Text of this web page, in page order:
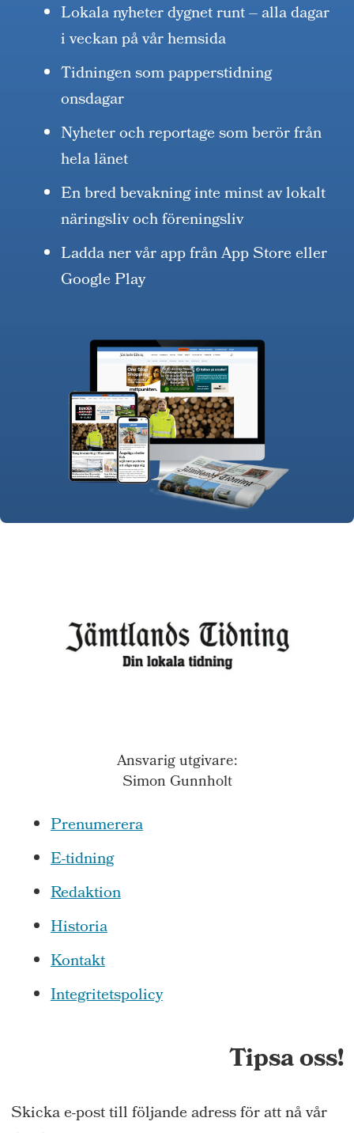
Lokala nyheter dygnet runt – alla dagar
i veckan på vår hemsida
Tidningen som papperstidning
onsdagar
Nyheter och reportage som berör från
hela länet
En bred bevakning inte minst av lokalt
näringsliv och föreningsliv
Ladda ner vår app från App Store eller
Google Play
Ansvarig utgivare:
Simon Gunnholt
Prenumerera
E-tidning
Redaktion
Historia
Kontakt
Integritetspolicy
Tipsa oss!
Skicka e-post till följande adress för att nå vår